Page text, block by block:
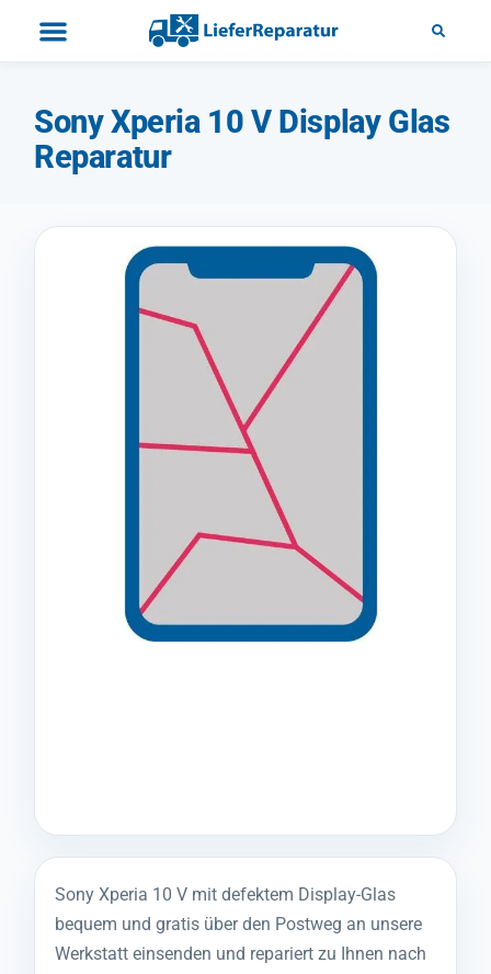
Sony Xperia 10 V Display Glas
Reparatur
Sony Xperia 10 V mit defektem Display-Glas
bequem und gratis über den Postweg an unsere
Werkstatt einsenden und repariert zu Ihnen nach